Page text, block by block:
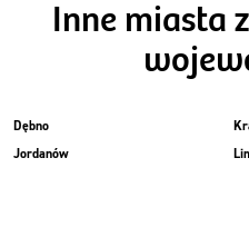
Inne miasta
Dębno
Jordanów